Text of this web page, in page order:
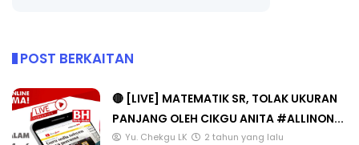
POST BERKAITAN
🔴 [LIVE] MATEMATIK SR, TOLAK UKURAN
PANJANG OLEH CIKGU ANITA #ALLINON...
Yu. Chekgu LK 2 tahun yang lalu